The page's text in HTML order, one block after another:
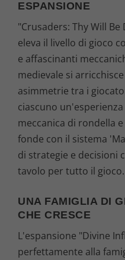
ESPANSIONE
"Crusaders: Thy Will
eleva il livello di gioco
e affascinanti
medievale si
asimmetrie tra i
ciascuno
meccanica di rondella
fonde con il sistema
di strategie e decisioni
tavolo per tutto il gioco.
UNA FAMIGLIA DI
CHE CRESCE
L'espansione "Divine
perfettamente alla